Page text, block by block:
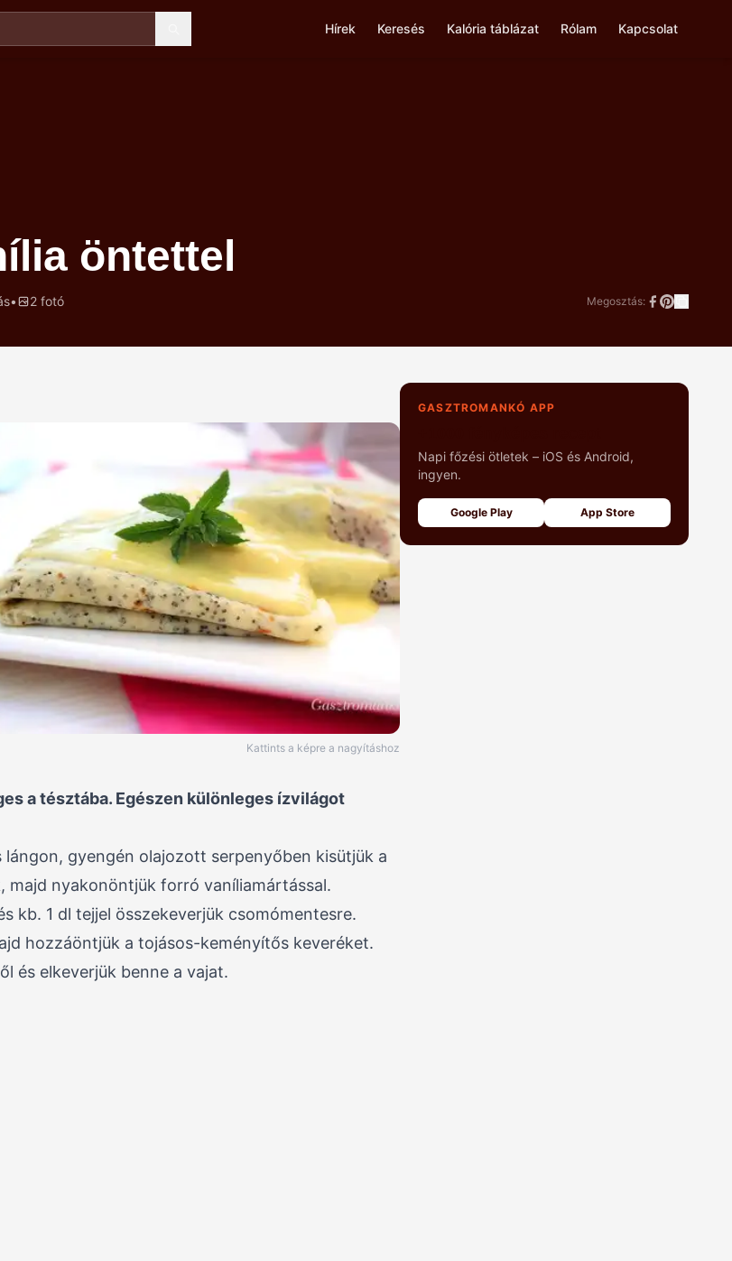
Hírek Keresés Kalória táblázat Rólam Kapcsolat
öntettel
• 2 fotó Megosztás:
Kattints a képre a nagyításhoz
a tésztába. Egészen különleges ízvilágot
gyengén olajozott serpenyőben kisütjük a
nyakonöntjük forró vaníliamártással.
kb. 1 dl tejjel összekeverjük csomómentesre.
hozzáöntjük a tojásos-keményítős keveréket.
és elkeverjük benne a vajat.
GASZTROMANKÓ APP
Napi főzési ötletek – iOS és Android,
ingyen.
Google Play App Store